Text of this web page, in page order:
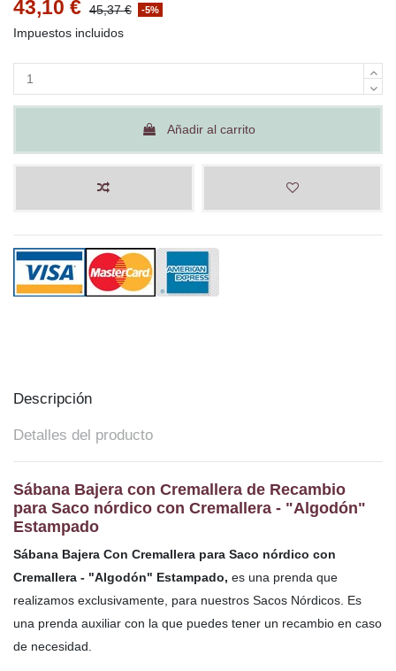
43,10 € 45,37 € -5%
Impuestos incluidos
Añadir al carrito
Descripción
Detalles del producto
Sábana Bajera con Cremallera de Recambio
para Saco nórdico con Cremallera - "Algodón"
Estampado
Sábana Bajera Con Cremallera para Saco nórdico con
Cremallera - "Algodón" Estampado, es una prenda que
realizamos exclusivamente, para nuestros Sacos Nórdicos. Es
una prenda auxiliar con la que puedes tener un recambio en caso
de necesidad.